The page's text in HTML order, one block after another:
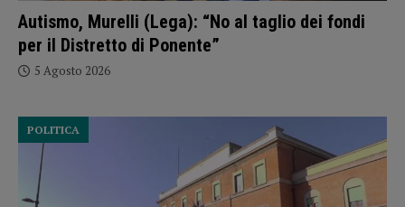
Autismo, Murelli (Lega): “No al taglio dei fondi
per il Distretto di Ponente”
5 Agosto 2026
POLITICA